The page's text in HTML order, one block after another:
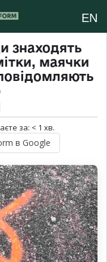
EN
знаходять
маячки
за: < 1 хв.
в Google